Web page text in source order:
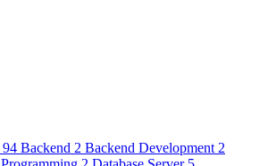
94 Backend 2 Backend Development 2